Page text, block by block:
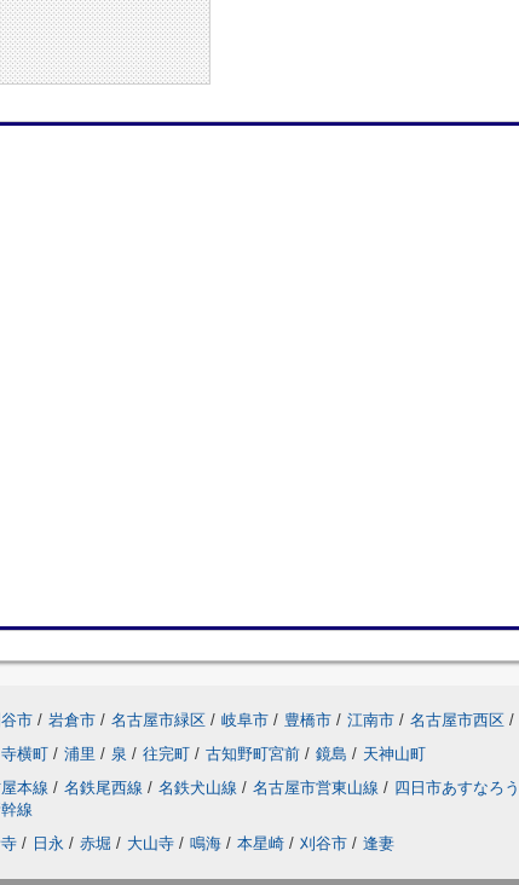
市 / 岩倉市 / 名古屋市緑区 / 岐阜市 / 豊橋市 / 江南市 / 名古屋市西区 /
寺横町 / 浦里 / 泉 / 往完町 / 古知野町宮前 / 鏡島 / 天神山町
本線 / 名鉄尾西線 / 名鉄犬山線 / 名古屋市営東山線 / 四日市あすなろう
線
/ 日永 / 赤堀 / 大山寺 / 鳴海 / 本星崎 / 刈谷市 / 逢妻